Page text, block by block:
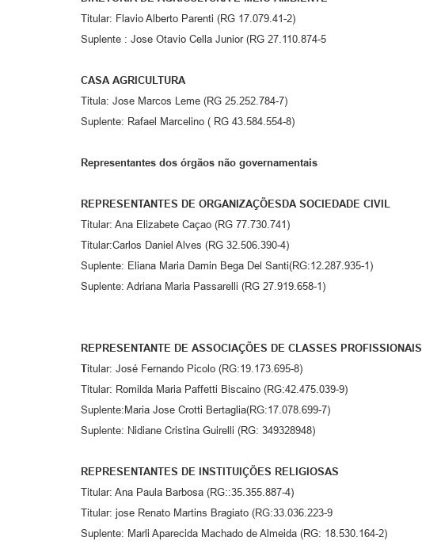
Titular: Flavio Alberto Parenti (RG 17.079.41-2)
Suplente : Jose Otavio Cella Junior (RG 27.110.874-5
CASA AGRICULTURA
Titula: Jose Marcos Leme (RG 25.252.784-7)
Suplente: Rafael Marcelino ( RG 43.584.554-8)
Representantes dos órgãos não governamentais
REPRESENTANTES DE ORGANIZAÇÕESDA SOCIEDADE CIVIL
Titular: Ana Elizabete Caçao (RG 77.730.741)
Titular:Carlos Daniel Alves (RG 32.506.390-4)
Suplente: Eliana Maria Damin Bega Del Santi(RG:12.287.935-1)
Suplente: Adriana Maria Passarelli (RG 27.919.658-1)
REPRESENTANTE DE ASSOCIAÇÕES DE CLASSES PROFISSIONAIS
Titular: José Fernando Picolo (RG:19.173.695-8)
Titular: Romilda Maria Paffetti Biscaino (RG:42.475.039-9)
Suplente:Maria Jose Crotti Bertaglia(RG:17.078.699-7)
Suplente: Nidiane Cristina Guirelli (RG: 349328948)
REPRESENTANTES DE INSTITUIÇÕES RELIGIOSAS
Titular: Ana Paula Barbosa (RG::35.355.887-4)
Titular: jose Renato Martins Bragiato (RG:33.036.223-9
Suplente: Marli Aparecida Machado de Almeida (RG: 18.530.164-2)